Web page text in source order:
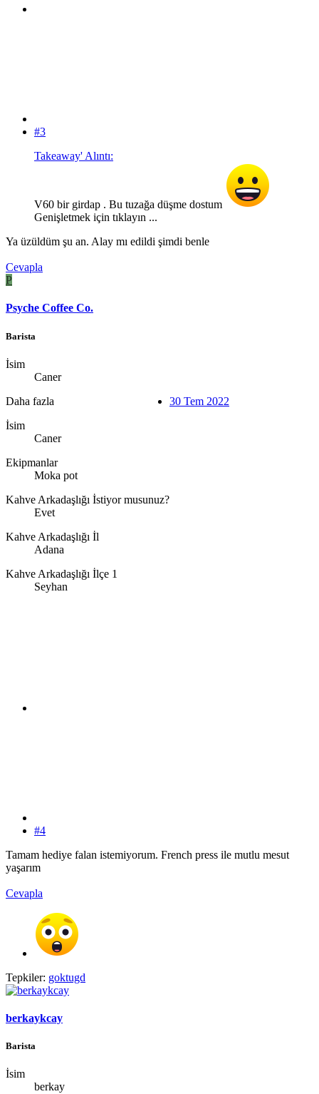
#3
Takeaway' Alıntı:
V60 bir girdap . Bu tuzağa düşme dostum
Genişletmek için tıklayın ...
Ya üzüldüm şu an. Alay mı edildi şimdi benle
Cevapla
P
Psyche Coffee Co.
Barista
İsim
Caner
Daha fazla
İsim
Caner
Ekipmanlar
Moka pot
Kahve Arkadaşlığı İstiyor musunuz?
Evet
Kahve Arkadaşlığı İl
Adana
Kahve Arkadaşlığı İlçe 1
Seyhan
30 Tem 2022
#4
Tamam hediye falan istemiyorum. French press ile mutlu mesut
yaşarım
Cevapla
Tepkiler: goktugd
berkaykcay
Barista
İsim
berkay